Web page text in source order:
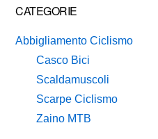
Primary
Sidebar
CATEGORIE
Abbigliamento Ciclismo
Casco Bici
Scaldamuscoli
Scarpe Ciclismo
Zaino MTB